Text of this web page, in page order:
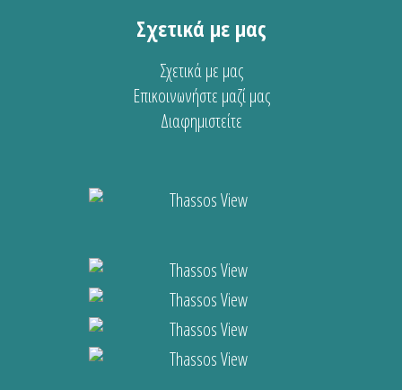
Σχετικά με μας
Σχετικά με μας
Επικοινωνήστε μαζί μας
Διαφημιστείτε